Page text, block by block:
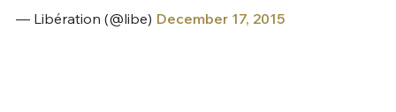
— Libération (@libe) December 17, 2015